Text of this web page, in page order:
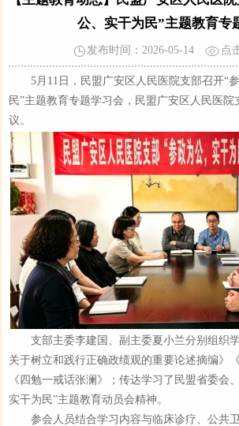
公、实干为民”主题教育专
发布时间：2026-05-14 点
5月11日，民盟广安区人民医院支部召开“
民”主题教育专题学习会，民盟广安区人民医院
议。
支部主委李建国、副主委夏小兰分别组织
关于树立和践行正确政绩观的重要论述摘编》
《四勉一戒话张澜》；传达学习了民盟省委会
实干为民”主题教育动员会精神。
参会人员结合学习内容与临床诊疗、公共